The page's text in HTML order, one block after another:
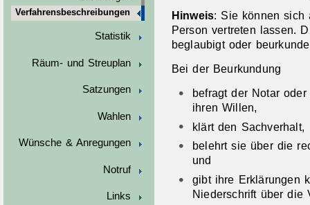
Verfahrensbeschreibungen
Statistik
Räum- und Streuplan
Satzungen
Wahlen
Wünsche & Anregungen
Notruf
Links
Hinweis: Sie können sich
Person vertreten lassen.
beglaubigt oder
Bei der Beurkundung
befragt der Notar
ihren Willen,
klärt den Sachverhalt,
belehrt sie über die
und
gibt ihre Erklärungen
Niederschrift über die